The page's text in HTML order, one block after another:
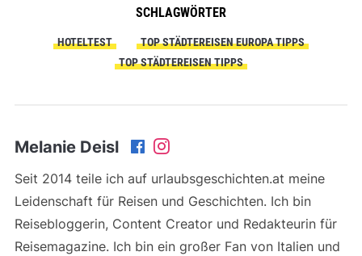
SCHLAGWÖRTER
HOTELTEST
TOP STÄDTEREISEN EUROPA TIPPS
TOP STÄDTEREISEN TIPPS
Melanie Deisl
Seit 2014 teile ich auf urlaubsgeschichten.at meine
Leidenschaft für Reisen und Geschichten. Ich bin
Reisebloggerin, Content Creator und Redakteurin für
Reisemagazine. Ich bin ein großer Fan von Italien und